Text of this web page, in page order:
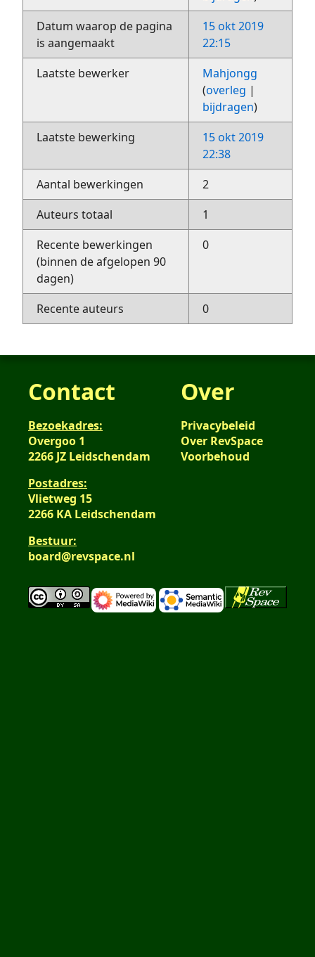
Datum waarop de pagina
is aangemaakt
15 okt 2019
22:15
Laatste bewerker
Mahjongg
(overleg |
bijdragen)
Laatste bewerking
15 okt 2019
22:38
Aantal bewerkingen
2
Auteurs totaal
1
Recente bewerkingen
(binnen de afgelopen 90
dagen)
0
Recente auteurs 0
Contact
Bezoekadres:
Overgoo 1
2266 JZ Leidschendam
Postadres:
Vlietweg 15
2266 KA Leidschendam
Bestuur:
board@revspace.nl
Over
Privacybeleid
Over RevSpace
Voorbehoud